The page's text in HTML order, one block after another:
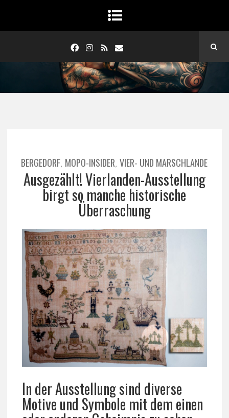
BERGEDORF, MOPO-INSIDER,VIER- UND MARSCHLANDE
Ausgezählt! Vierlanden-Ausstellung
birgt so manche historische
Überraschung
In der Ausstellung sind diverse
Motive und Symbole mit dem einen